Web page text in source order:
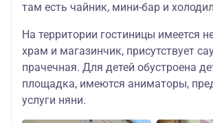
там есть чайник, мини-бар и
На территории гостиницы имеется
храм и магазинчик, присутствует
прачечная. Для детей обустроена
площадка, имеются аниматоры,
услуги няни.